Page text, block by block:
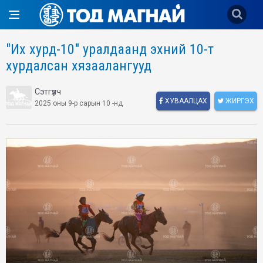
"Их хурд-10" уралдаанд эхний 10-т
хурдалсан хязаалангууд
Сэтгүүлч
2025 оны 9-р сарын 10 -нд ХУВААЛЦАХ ЖИРГЭХ